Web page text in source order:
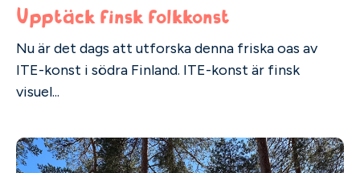
Upptäck finsk folkkonst
Nu är det dags att utforska denna friska oas av
ITE-konst i södra Finland. ITE-konst är finsk
visuel...